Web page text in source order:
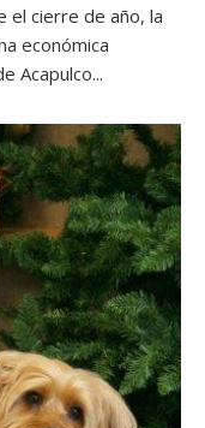
el cierre de año, la
económica
Acapulco...